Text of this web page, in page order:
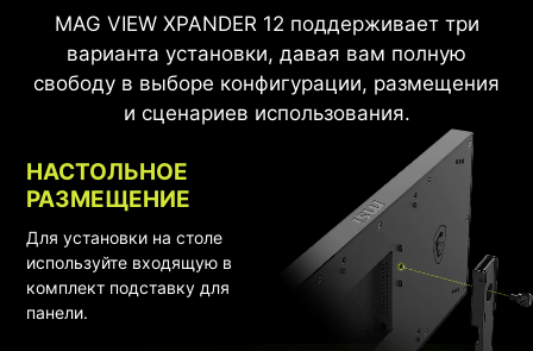
MAG VIEW XPANDER 12 поддерживает три
варианта установки, давая вам полную
свободу в выборе конфигурации, размещения
и сценариев использования.
НАСТОЛЬНОЕ
РАЗМЕЩЕНИЕ
Для установки на столе
используйте входящую в
комплект подставку для
панели.